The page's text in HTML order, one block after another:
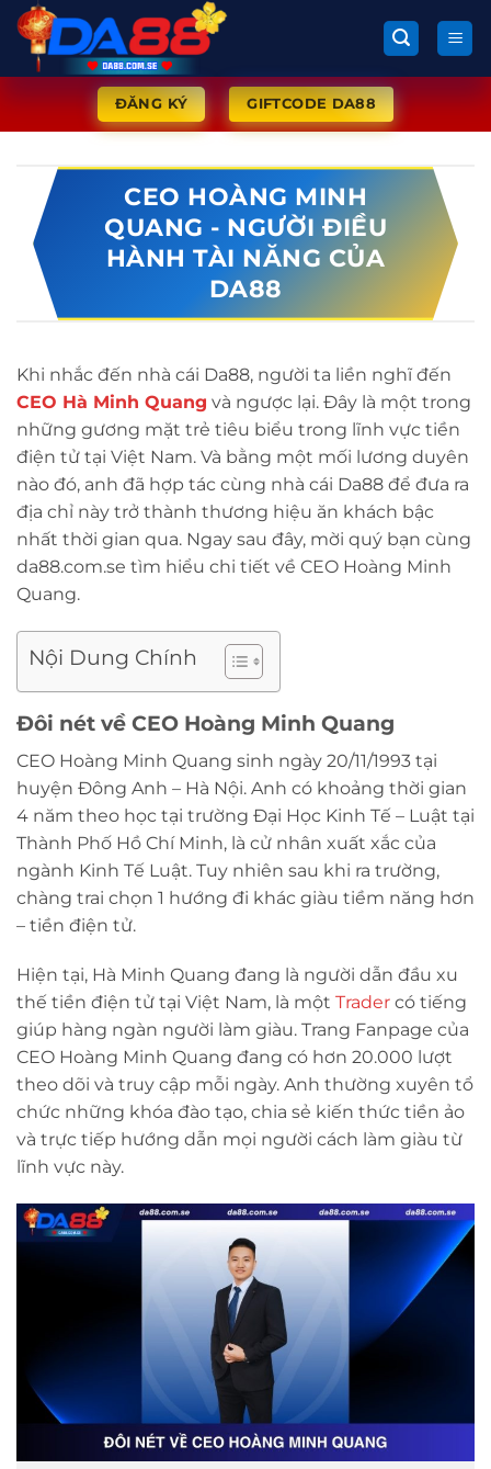
Bỏ
qua
ĐĂNG KÝ GIFTCODE DA88
CEO HOÀNG MINH
QUANG - NGƯỜI ĐIỀU
HÀNH TÀI NĂNG CỦA
DA88
Khi nhắc đến nhà cái Da88, người ta liền nghĩ đến
CEO Hà Minh Quang và ngược lại. Đây là một trong
những gương mặt trẻ tiêu biểu trong lĩnh vực tiền
điện tử tại Việt Nam. Và bằng một mối lương duyên
nào đó, anh đã hợp tác cùng nhà cái Da88 để đưa ra
địa chỉ này trở thành thương hiệu ăn khách bậc
nhất thời gian qua. Ngay sau đây, mời quý bạn cùng
da88.com.se tìm hiểu chi tiết về CEO Hoàng Minh
Quang.
Nội Dung Chính
Đôi nét về CEO Hoàng Minh Quang
CEO Hoàng Minh Quang sinh ngày 20/11/1993 tại
huyện Đông Anh – Hà Nội. Anh có khoảng thời gian
4 năm theo học tại trường Đại Học Kinh Tế – Luật tại
Thành Phố Hồ Chí Minh, là cử nhân xuất xắc của
ngành Kinh Tế Luật. Tuy nhiên sau khi ra trường,
chàng trai chọn 1 hướng đi khác giàu tiềm năng hơn
– tiền điện tử.
Hiện tại, Hà Minh Quang đang là người dẫn đầu xu
thế tiền điện tử tại Việt Nam, là một Trader có tiếng
giúp hàng ngàn người làm giàu. Trang Fanpage của
CEO Hoàng Minh Quang đang có hơn 20.000 lượt
theo dõi và truy cập mỗi ngày. Anh thường xuyên tổ
chức những khóa đào tạo, chia sẻ kiến thức tiền ảo
và trực tiếp hướng dẫn mọi người cách làm giàu từ
lĩnh vực này.